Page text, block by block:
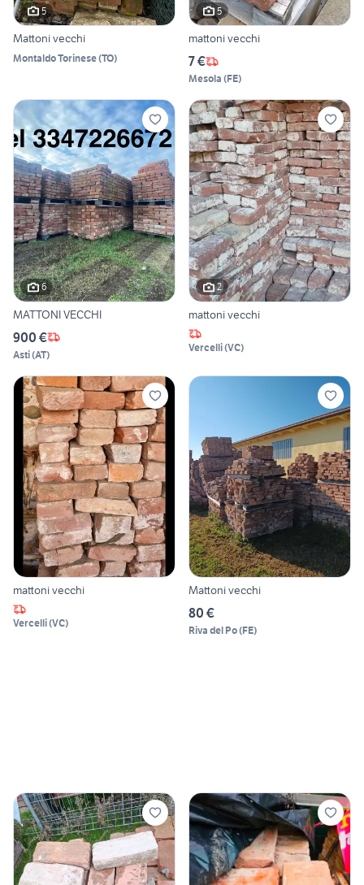
5
Mattoni vecchi
Montaldo Torinese(TO)
5
mattoni vecchi
7 €
Mesola (FE)
6
MATTONI VECCHI
900 €
Asti(AT)
2
mattoni vecchi
Vercelli(VC)
mattoni vecchi
Vercelli(VC)
Mattoni vecchi
80 €
Riva del Po(FE)